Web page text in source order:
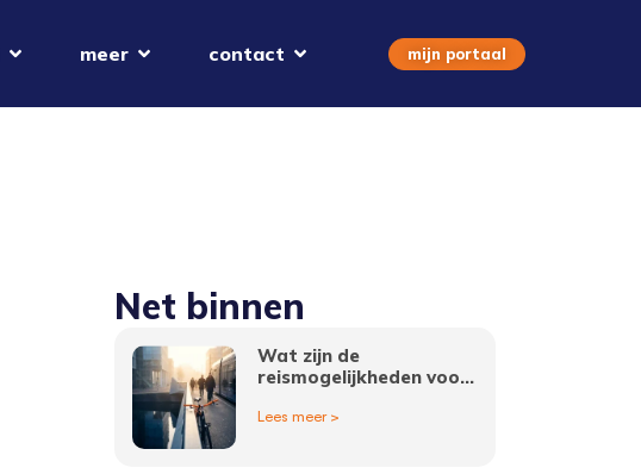
meer contact mijn portaal
Net binnen
Wat zijn de
reismogelijkheden voor
medewerker in
Lees meer >